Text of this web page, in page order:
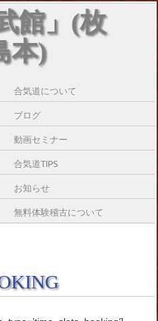
館」(枚
本)
合気道について
ブログ
動画セミナー
合気道TIPS
お知らせ
無料体験稽古について